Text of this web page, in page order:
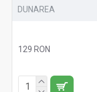
DUNAREA
129 RON